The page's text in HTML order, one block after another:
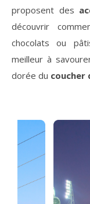
proposent des
découvrir
chocolats ou
meilleur à
dorée du coucher